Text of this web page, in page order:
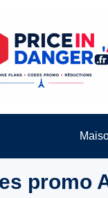
promo